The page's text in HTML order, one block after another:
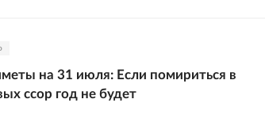
на 31 июля: Если помириться в
ссор год не будет